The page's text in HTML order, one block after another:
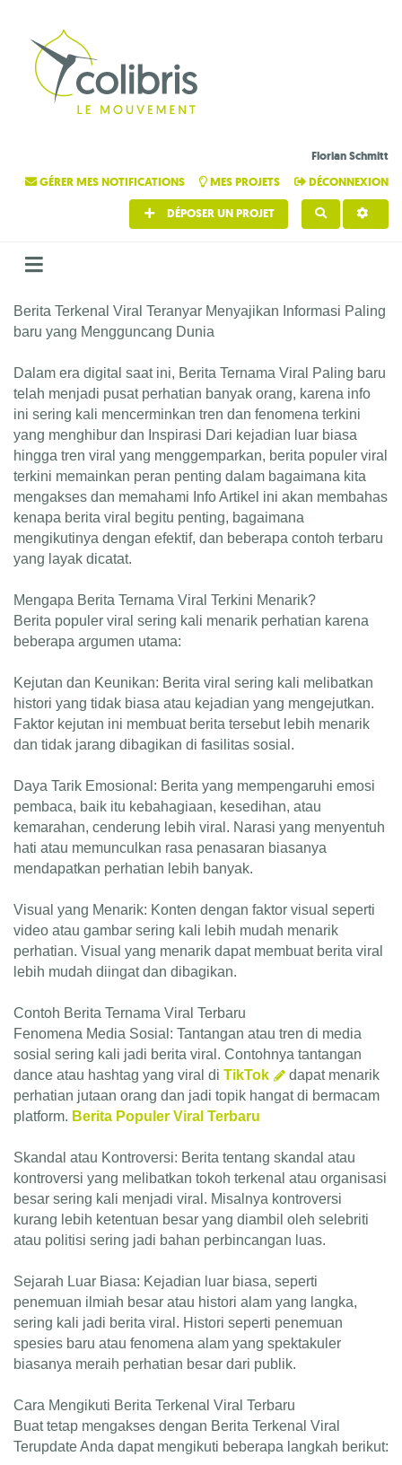
Florian Schmitt
GÉRER MES NOTIFICATIONS
MES PROJETS DÉCONNEXION
DÉPOSER UN PROJET
Berita Terkenal Viral Teranyar Menyajikan Informasi Paling
baru yang Mengguncang Dunia
Dalam era digital saat ini, Berita Ternama Viral Paling baru
telah menjadi pusat perhatian banyak orang, karena info
ini sering kali mencerminkan tren dan fenomena terkini
yang menghibur dan Inspirasi Dari kejadian luar biasa
hingga tren viral yang menggemparkan, berita populer viral
terkini memainkan peran penting dalam bagaimana kita
mengakses dan memahami Info Artikel ini akan membahas
kenapa berita viral begitu penting, bagaimana
mengikutinya dengan efektif, dan beberapa contoh terbaru
yang layak dicatat.
Mengapa Berita Ternama Viral Terkini Menarik?
Berita populer viral sering kali menarik perhatian karena
beberapa argumen utama:
Kejutan dan Keunikan: Berita viral sering kali melibatkan
histori yang tidak biasa atau kejadian yang mengejutkan.
Faktor kejutan ini membuat berita tersebut lebih menarik
dan tidak jarang dibagikan di fasilitas sosial.
Daya Tarik Emosional: Berita yang mempengaruhi emosi
pembaca, baik itu kebahagiaan, kesedihan, atau
kemarahan, cenderung lebih viral. Narasi yang menyentuh
hati atau memunculkan rasa penasaran biasanya
mendapatkan perhatian lebih banyak.
Visual yang Menarik: Konten dengan faktor visual seperti
video atau gambar sering kali lebih mudah menarik
perhatian. Visual yang menarik dapat membuat berita viral
lebih mudah diingat dan dibagikan.
Contoh Berita Ternama Viral Terbaru
Fenomena Media Sosial: Tantangan atau tren di media
sosial sering kali jadi berita viral. Contohnya tantangan
dance atau hashtag yang viral di TikTok
dapat menarik
perhatian jutaan orang dan jadi topik hangat di bermacam
platform. Berita Populer Viral Terbaru
Skandal atau Kontroversi: Berita tentang skandal atau
kontroversi yang melibatkan tokoh terkenal atau organisasi
besar sering kali menjadi viral. Misalnya kontroversi
kurang lebih ketentuan besar yang diambil oleh selebriti
atau politisi sering jadi bahan perbincangan luas.
Sejarah Luar Biasa: Kejadian luar biasa, seperti
penemuan ilmiah besar atau histori alam yang langka,
sering kali jadi berita viral. Histori seperti penemuan
spesies baru atau fenomena alam yang spektakuler
biasanya meraih perhatian besar dari publik.
Cara Mengikuti Berita Terkenal Viral Terbaru
Buat tetap mengakses dengan Berita Terkenal Viral
Terupdate Anda dapat mengikuti beberapa langkah berikut: